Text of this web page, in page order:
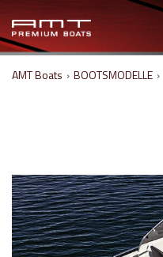
AMT Boats › BOOTSMODELLE ›